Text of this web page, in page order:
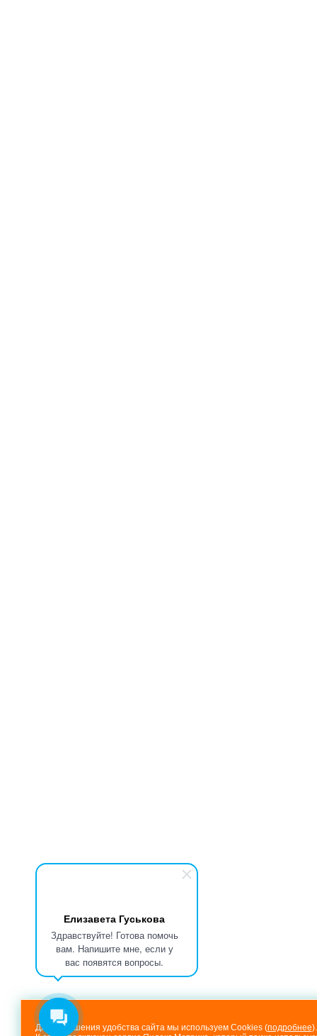
Елизавета Гуськова
Здравствуйте! Готова помочь
вам. Напишите мне, если у
вас появятся вопросы.
Для повышения удобства сайта мы используем Cookies (подробнее).